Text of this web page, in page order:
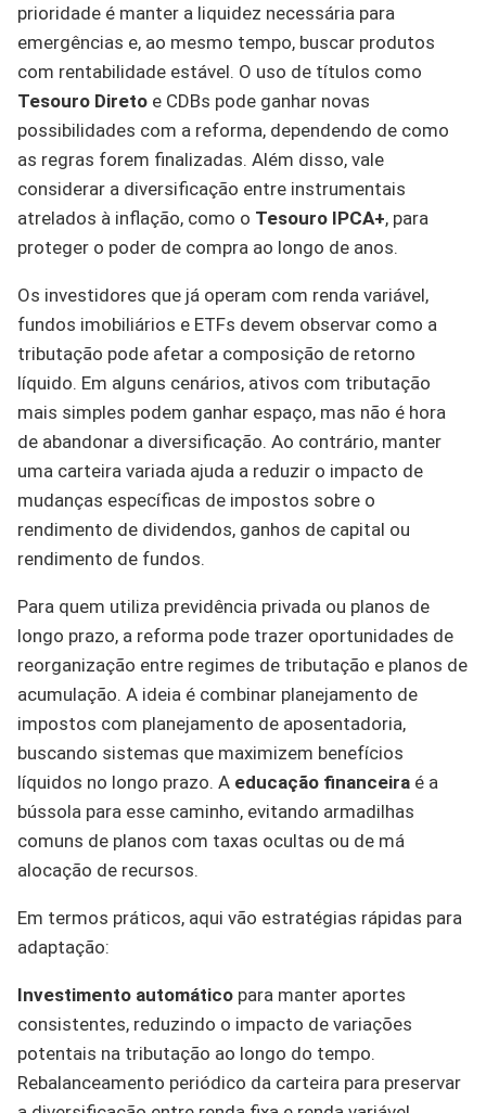
prioridade é manter a liquidez necessária para
emergências e, ao mesmo tempo, buscar produtos
com rentabilidade estável. O uso de títulos como
Tesouro Direto e CDBs pode ganhar novas
possibilidades com a reforma, dependendo de como
as regras forem finalizadas. Além disso, vale
considerar a diversificação entre instrumentais
atrelados à inflação, como o Tesouro IPCA+, para
proteger o poder de compra ao longo de anos.
Os investidores que já operam com renda variável,
fundos imobiliários e ETFs devem observar como a
tributação pode afetar a composição de retorno
líquido. Em alguns cenários, ativos com tributação
mais simples podem ganhar espaço, mas não é hora
de abandonar a diversificação. Ao contrário, manter
uma carteira variada ajuda a reduzir o impacto de
mudanças específicas de impostos sobre o
rendimento de dividendos, ganhos de capital ou
rendimento de fundos.
Para quem utiliza previdência privada ou planos de
longo prazo, a reforma pode trazer oportunidades de
reorganização entre regimes de tributação e planos de
acumulação. A ideia é combinar planejamento de
impostos com planejamento de aposentadoria,
buscando sistemas que maximizem benefícios
líquidos no longo prazo. A educação financeira é a
bússola para esse caminho, evitando armadilhas
comuns de planos com taxas ocultas ou de má
alocação de recursos.
Em termos práticos, aqui vão estratégias rápidas para
adaptação:
Investimento automático para manter aportes
consistentes, reduzindo o impacto de variações
potentais na tributação ao longo do tempo.
Rebalanceamento periódico da carteira para preservar